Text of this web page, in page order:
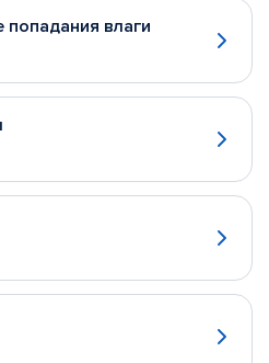
попадания влаги